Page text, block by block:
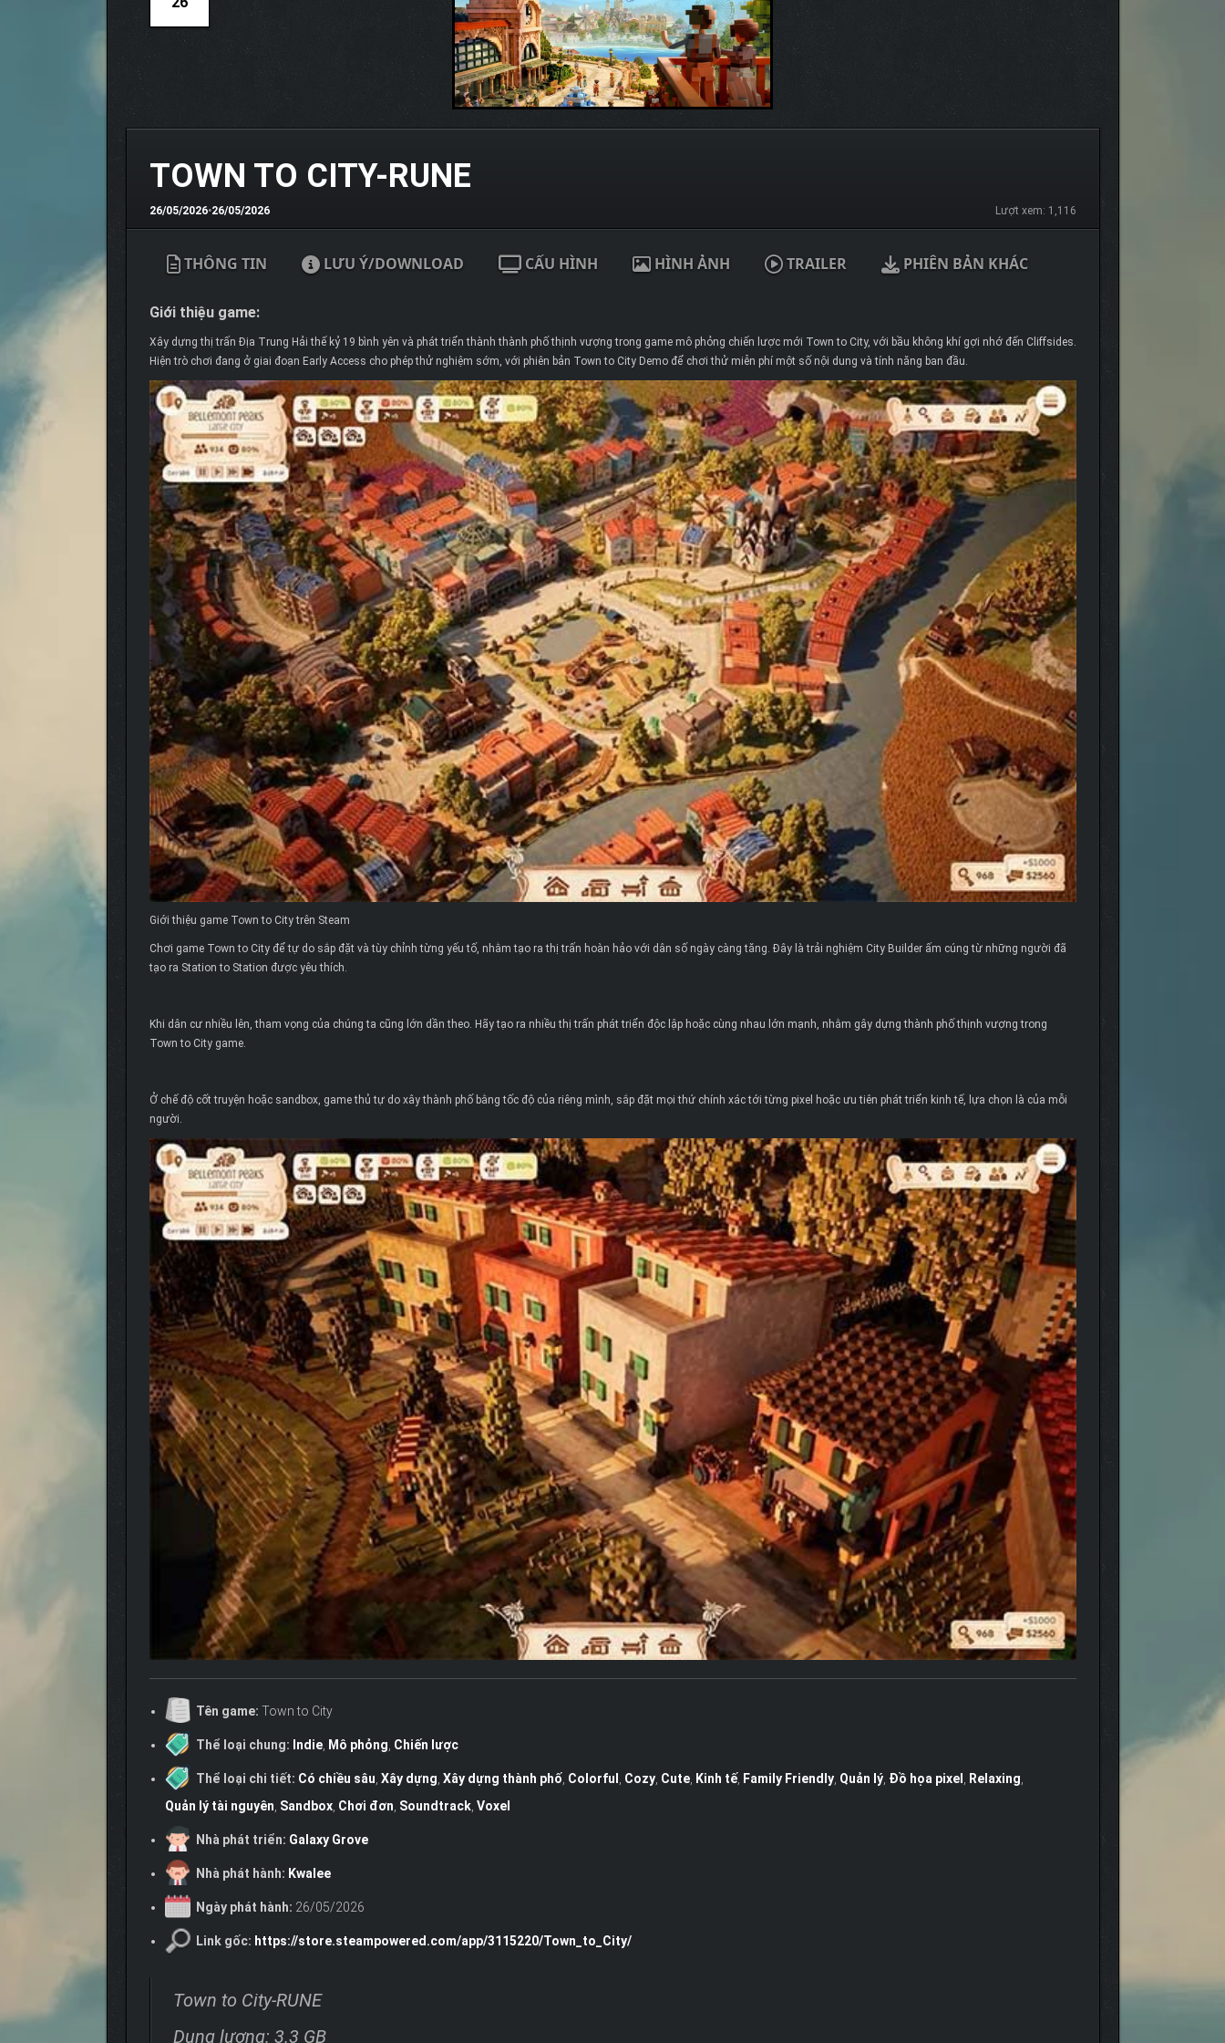
TOWN TO CITY-RUNE
26/05/2026•26/05/2026 Lượt xem: 1,116
THÔNG TIN LƯU Ý/DOWNLOAD CẤU HÌNH HÌNH ẢNH TRAILER PHIÊN BẢN KHÁC
Giới thiệu game:
Xây dựng thị trấn Địa Trung Hải thế kỷ 19 bình yên và phát triển thành thành phố thịnh vượng trong game mô phỏng chiến lược mới Town to City, với bầu không khí gợi nhớ đến Cliffsides.
Hiện trò chơi đang ở giai đoạn Early Access cho phép thử nghiệm sớm, với phiên bản Town to City Demo để chơi thử miễn phí một số nội dung và tính năng ban đầu.
Giới thiệu game Town to City trên Steam
Chơi game Town to City để tự do sắp đặt và tùy chỉnh từng yếu tố, nhằm tạo ra thị trấn hoàn hảo với dân số ngày càng tăng. Đây là trải nghiệm City Builder ấm cúng từ những người đã
tạo ra Station to Station được yêu thích.
Khi dân cư nhiều lên, tham vọng của chúng ta cũng lớn dần theo. Hãy tạo ra nhiều thị trấn phát triển độc lập hoặc cùng nhau lớn mạnh, nhằm gây dựng thành phố thịnh vượng trong
Town to City game.
Ở chế độ cốt truyện hoặc sandbox, game thủ tự do xây thành phố bằng tốc độ của riêng mình, sắp đặt mọi thứ chính xác tới từng pixel hoặc ưu tiên phát triển kinh tế, lựa chọn là của mỗi
người.
Tên game: Town to City
Thể loại chung: Indie, Mô phỏng Chiến lược
Thể loại chi tiết: Có chiều sâu Xây dựng Xây dựng thành phố Colorful Cozy, Cute, Kinh tế, Family Friendly, Quản lý, Đồ họa pixel Relaxing
Quản lý tài nguyên Sandbox, Chơi đơn Soundtrack, Voxel
Nhà phát triển: Galaxy Grove
Nhà phát hành: Kwalee
Ngày phát hành: 26/05/2026
Link gốc: https://store.steampowered.com/app/3115220/Town_to_City/
Town to City-RUNE
Dung lượng: 3.3 GB